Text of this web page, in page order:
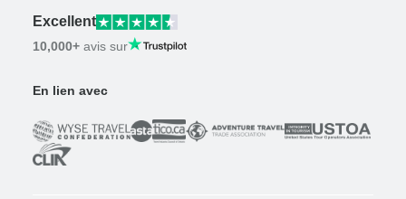
Excellent
10,000+ avis sur
En lien avec